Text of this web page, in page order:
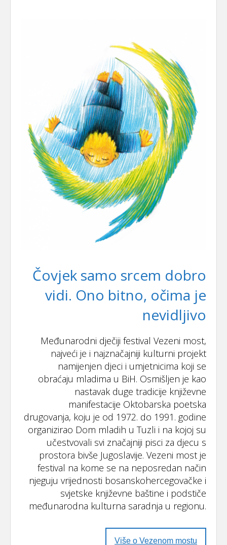
Čovjek samo srcem dobro
vidi. Ono bitno, očima je
nevidljivo
Međunarodni dječiji festival Vezeni most,
najveći je i najznačajniji kulturni projekt
namijenjen djeci i umjetnicima koji se
obraćaju mladima u BiH. Osmišljen je kao
nastavak duge tradicije književne
manifestacije Oktobarska poetska
drugovanja, koju je od 1972. do 1991. godine
organizirao Dom mladih u Tuzli i na kojoj su
učestvovali svi značajniji pisci za djecu s
prostora bivše Jugoslavije. Vezeni most je
festival na kome se na neposredan način
njeguju vrijednosti bosanskohercegovačke i
svjetske književne baštine i podstiče
međunarodna kulturna saradnja u regionu.
Više o Vezenom mostu